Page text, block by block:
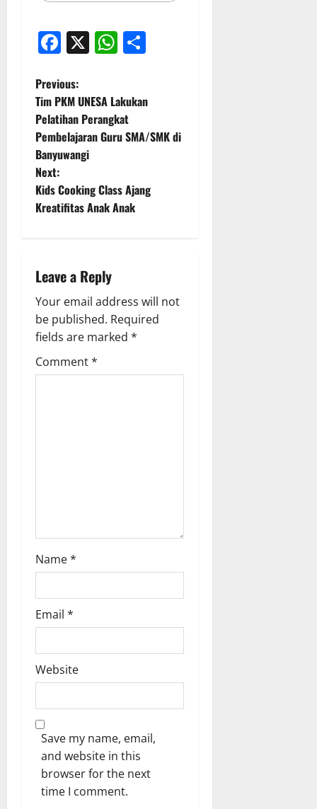
Facebook
X WhatsApp
P
o
s
t
n
v
i
g
a
Previous:
Tim PKM UNESA Lakukan
Pelatihan Perangkat
Pembelajaran Guru SMA/SMK di
Banyuwangi
Next:
Kids Cooking Class Ajang
Kreatifitas Anak Anak
Leave a Reply
Your email address will not
be published. Required
fields are marked *
Comment*
Name*
Email *
Website
Save my name, email,
and website in this
browser for the next
time I comment.